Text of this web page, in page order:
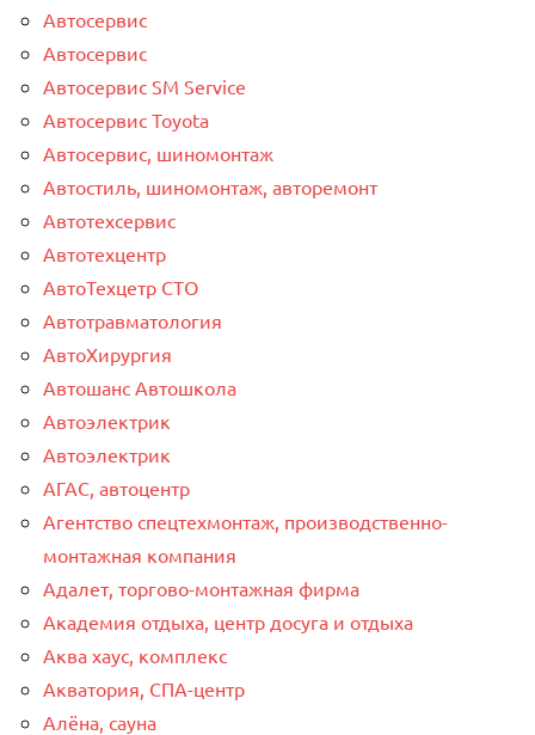
Автосервис
Автосервис
Автосервис SM Service
Автосервис Toyota
Автосервис, шиномонтаж
Автостиль, шиномонтаж, авторемонт
Автотехсервис
Автотехцентр
АвтоТехцетр СТО
Автотравматология
АвтоХирургия
Автошанс Автошкола
Автоэлектрик
Автоэлектрик
АГАС, автоцентр
Агентство спецтехмонтаж, производственно-
монтажная компания
Адалет, торгово-монтажная фирма
Академия отдыха, центр досуга и отдыха
Аква хаус, комплекс
Акватория, СПА-центр
Алёна, сауна